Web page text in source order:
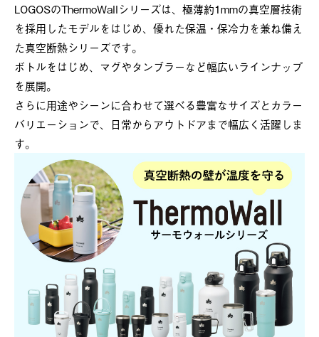
LOGOSのThermoWallシリーズは、極薄約1mmの真空層技術
を採用したモデルをはじめ、優れた保温・保冷力を兼ね備え
た真空断熱シリーズです。
ボトルをはじめ、マグやタンブラーなど幅広いラインナップ
を展開。
さらに用途やシーンに合わせて選べる豊富なサイズとカラー
バリエーションで、日常からアウトドアまで幅広く活躍しま
す。